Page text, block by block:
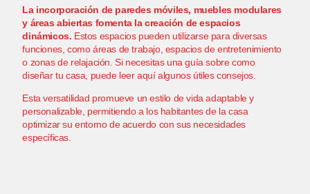
La incorporación de paredes móviles, muebles modulares
y áreas abiertas fomenta la creación de espacios
dinámicos. Estos espacios pueden utilizarse para diversas
funciones, como áreas de trabajo, espacios de entretenimiento
o zonas de relajación.Si necesitas una guía sobre como
diseñar tu casa, puede leer aquí algunos útiles consejos.
Esta versatilidad promueve un estilo de vida adaptable y
personalizable, permitiendo a los habitantes de la casa
optimizar su entorno de acuerdo con sus necesidades
específicas.